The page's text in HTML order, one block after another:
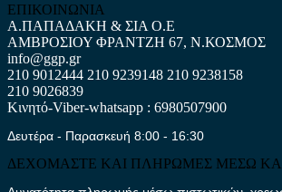
ΕΠΙΚΟΙΝΩΝΙΑ
Α.ΠΑΠΑΔΑΚΗ & ΣΙΑ Ο.Ε
ΑΜΒΡΟΣΙΟΥ ΦΡΑΝΤΖΗ 67, Ν.ΚΟΣΜΟΣ
info@ggp.gr
210 9012444 210 9239148 210 9238158
210 9026839
Κινητό-Viber-whatsapp : 6980507900
Δευτέρα - Παρασκευή 8:00 - 16:30
ΔΕΧΟΜΑΣΤΕ ΚΑΙ ΠΛΗΡΩΜΕΣ ΜΕΣΩ